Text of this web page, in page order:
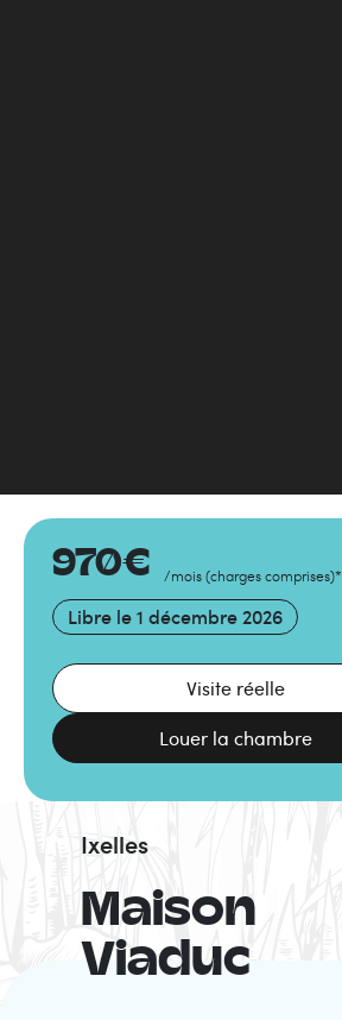
970€ /mois (charges comprises)*
Libre le 1 décembre 2026
Visite réelle
Louer la chambre
Maison
Viaduc
Ixelles